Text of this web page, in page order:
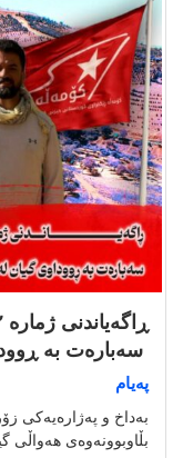
سەبارەت بە
پەیام
بڵاوبوونەوەی هەواڵی